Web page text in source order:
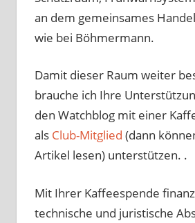
an dem gemeinsames
wie bei Böhmermann.
Damit dieser Raum weiter
brauche ich Ihre
den Watchblog mit einer
als Club-Mitglied (dann
Artikel lesen) unterstützen. .
Mit Ihrer Kaffeespende
technische und juristische